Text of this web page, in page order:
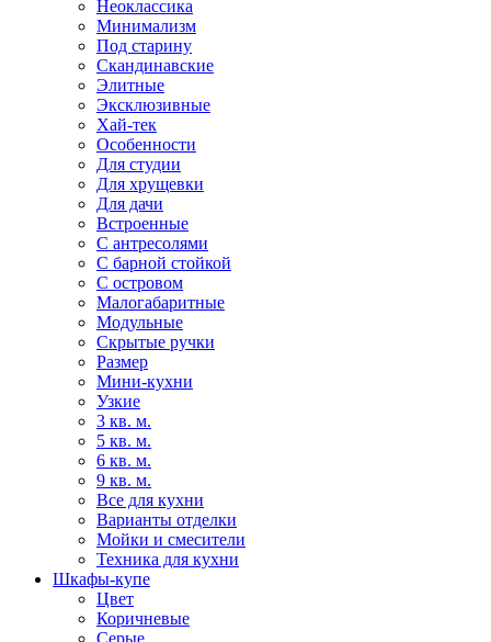
Неоклассика
Минимализм
Под старину
Скандинавские
Элитные
Эксклюзивные
Хай-тек
Особенности
Для студии
Для хрущевки
Для дачи
Встроенные
С антресолями
С барной стойкой
С островом
Малогабаритные
Модульные
Скрытые ручки
Размер
Мини-кухни
Узкие
3 кв. м.
5 кв. м.
6 кв. м.
9 кв. м.
Все для кухни
Варианты отделки
Мойки и смесители
Техника для кухни
Шкафы-купе
Цвет
Коричневые
Серые